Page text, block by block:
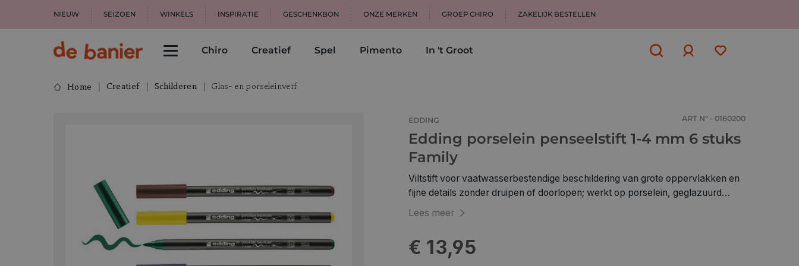
NIEUW SEIZOEN WINKELS INSPIRATIE GESCHENKBON ONZE MERKEN GROEP CHIRO ZAKELIJK BESTELLEN
Chiro Creatief Spel Pimento In 't Groot
Home Creatief Schilderen Glas- en porseleinverf
EDDING ART N° - 0160200
Edding porselein penseelstift 1-4 mm 6 stuks
Family
Viltstift voor vaatwasserbestendige beschildering van grote oppervlakken en
fijne details zonder druipen of doorlopen; werkt op porselein, geglazuurd
keramiek en hittebestendig glas De flexibele penseelpunt heeft een
fixatie met hitte op het porselein is het vaatwasmachinebestendig tot 50 °C
Lees meer
€ 13,95